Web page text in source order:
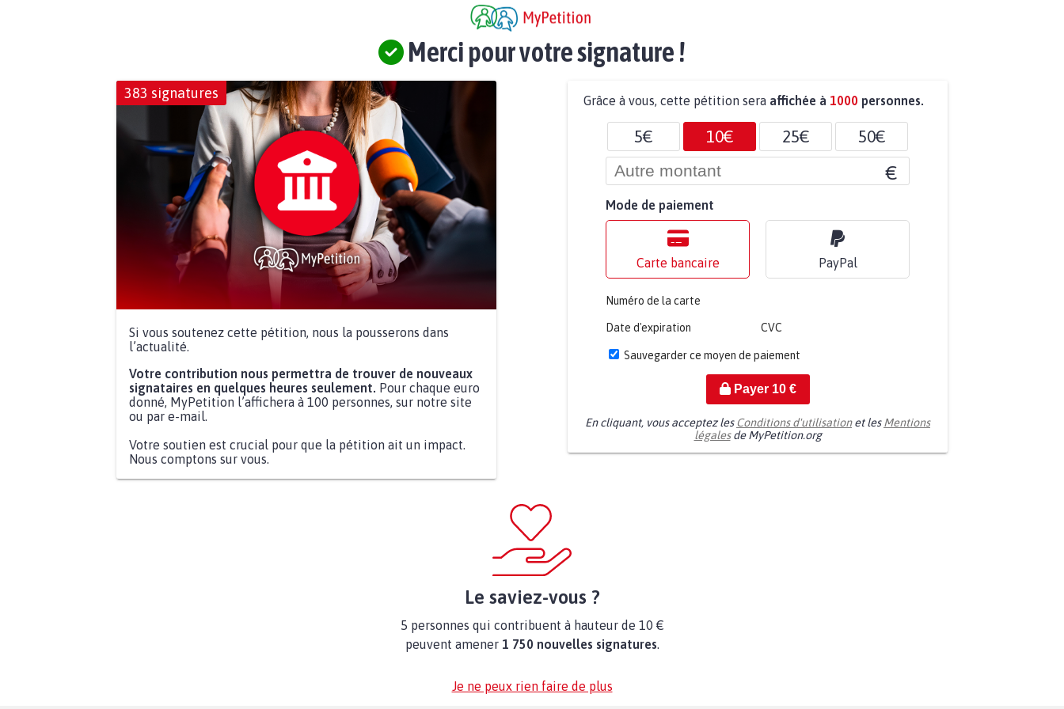
Merci pour votre signature !
383 signatures
Si vous soutenez cette pétition, nous la pousserons dans
l’actualité.
Votre contribution nous permettra de trouver de nouveaux
signataires en quelques heures seulement. Pour chaque euro
donné, MyPetition l’affichera à 100 personnes, sur notre site
ou par e-mail.
Votre soutien est crucial pour que la pétition ait un impact.
Nous comptons sur vous.
Grâce à vous, cette pétition sera affichée à 1000 personnes.
5€ 10€ 25€ 50€
€
Mode de paiement
Carte bancaire PayPal
Numéro de la carte
Date d'expiration CVC
Sauvegarder ce moyen de paiement
Payer 10€
En cliquant, vous acceptez les Conditions d'utilisationet lesMentions
légalesde MyPetition.org
Le saviez-vous ?
5 personnes qui contribuent à hauteur de 10 €
peuvent amener 1 750 nouvelles signatures.
Je ne peux rien faire de plus